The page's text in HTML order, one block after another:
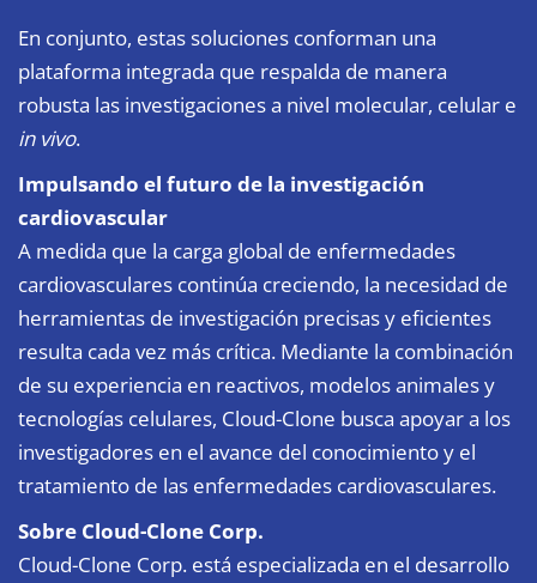
En conjunto, estas soluciones conforman una
plataforma integrada que respalda de manera
robusta las investigaciones a nivel molecular, celular e
in vivo.
Impulsando el futuro de la investigación
cardiovascular
A medida que la carga global de enfermedades
cardiovasculares continúa creciendo, la necesidad de
herramientas de investigación precisas y eficientes
resulta cada vez más crítica. Mediante la combinación
de su experiencia en reactivos, modelos animales y
tecnologías celulares, Cloud-Clone busca apoyar a los
investigadores en el avance del conocimiento y el
tratamiento de las enfermedades cardiovasculares.
Sobre Cloud-Clone Corp.
Cloud-Clone Corp. está especializada en el desarrollo